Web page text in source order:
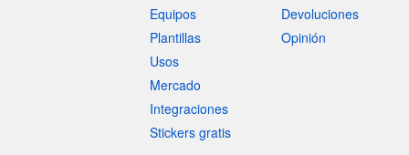
Equipos
Plantillas
Usos
Mercado
Integraciones
Stickers gratis
Devoluciones
Opinión